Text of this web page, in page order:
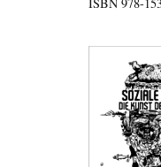
ISBN978-